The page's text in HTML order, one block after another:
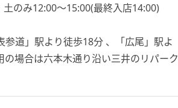
のみ12:00～15:00(最終入店14:00)
参道」駅より徒歩18分 、「広尾」駅よ
場合は六本木通り沿い三井のリパーク